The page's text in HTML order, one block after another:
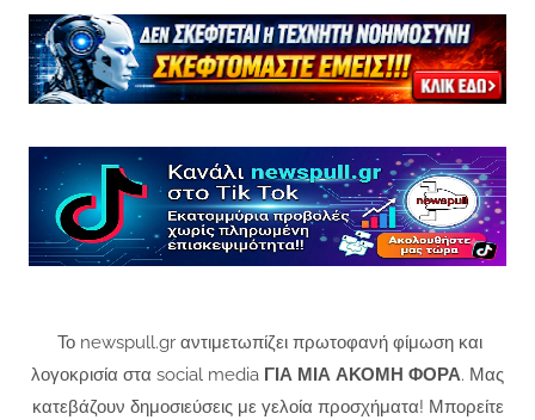
Το newspull.gr αντιμετωπίζει πρωτοφανή φίμωση και
λογοκρισία στα social media ΓΙΑ ΜΙΑ ΑΚΟΜΗ ΦΟΡΑ. Μας
κατεβάζουν δημοσιεύσεις με γελοία προσχήματα! Μπορείτε